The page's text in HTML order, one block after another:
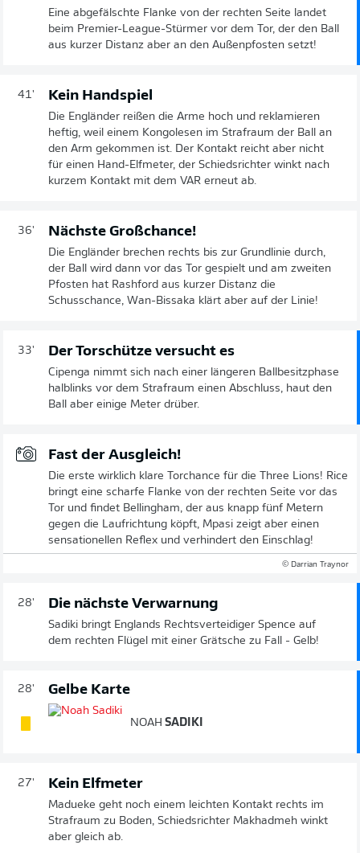
Eine abgefälschte Flanke von der rechten Seite landet
beim Premier-League-Stürmer vor dem Tor, der den Ball
aus kurzer Distanz aber an den Außenpfosten setzt!
41' Kein Handspiel
Die Engländer reißen die Arme hoch und reklamieren
heftig, weil einem Kongolesen im Strafraum der Ball an
den Arm gekommen ist. Der Kontakt reicht aber nicht
für einen Hand-Elfmeter, der Schiedsrichter winkt nach
kurzem Kontakt mit dem VAR erneut ab.
36' Nächste Großchance!
Die Engländer brechen rechts bis zur Grundlinie durch,
der Ball wird dann vor das Tor gespielt und am zweiten
Pfosten hat Rashford aus kurzer Distanz die
Schusschance, Wan-Bissaka klärt aber auf der Linie!
33' Der Torschütze versucht es
Cipenga nimmt sich nach einer längeren Ballbesitzphase
halblinks vor dem Strafraum einen Abschluss, haut den
Ball aber einige Meter drüber.
Fast der Ausgleich!
Die erste wirklich klare Torchance für die Three Lions! Rice
bringt eine scharfe Flanke von der rechten Seite vor das
Tor und findet Bellingham, der aus knapp fünf Metern
gegen die Laufrichtung köpft, Mpasi zeigt aber einen
sensationellen Reflex und verhindert den Einschlag!
© Darrian Traynor
28' Die nächste Verwarnung
Sadiki bringt Englands Rechtsverteidiger Spence auf
dem rechten Flügel mit einer Grätsche zu Fall - Gelb!
28' Gelbe Karte
NOAH SADIKI
27' Kein Elfmeter
Madueke geht noch einem leichten Kontakt rechts im
Strafraum zu Boden, Schiedsrichter Makhadmeh winkt
aber gleich ab.